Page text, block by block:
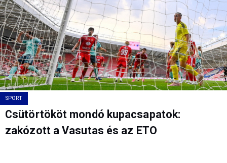
SPORT
Csütörtököt mondó kupacsapatok:
zakózott a Vasutas és az ETO